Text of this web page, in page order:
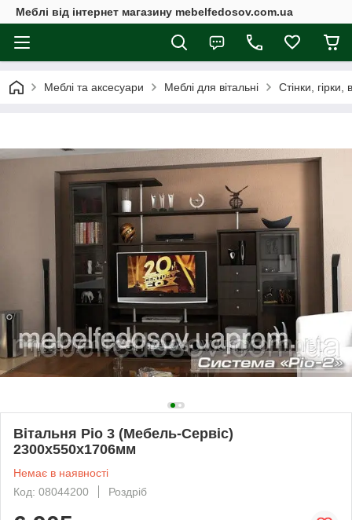
Меблі від інтернет магазину mebelfedosov.com.ua
Меблі та аксесуари Меблі для вітальні Стінки, гірки,
Вітальня Ріо 3 (Мебель-Сервіс)
2300х550х1706мм
Немає в наявності
Код: 08044200
Роздріб